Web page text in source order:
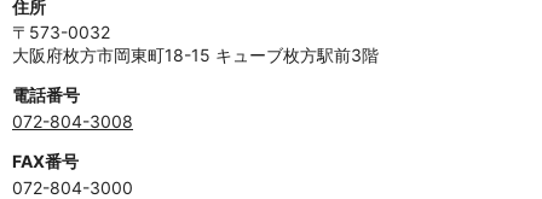
住所
〒573-0032
大阪府枚方市岡東町18-15 キューブ枚方駅前3階
電話番号
072-804-3008
FAX番号
072-804-3000